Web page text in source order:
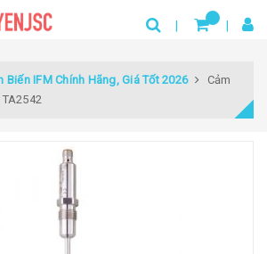
Biến IFM Chính Hãng, Giá Tốt 2026
Cảm